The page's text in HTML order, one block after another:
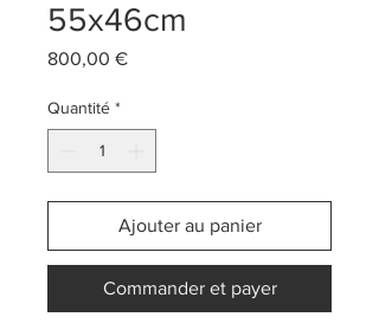
55x46cm
800,00 €Prix
Quantité *
Ajouter au panier
Commander et payer